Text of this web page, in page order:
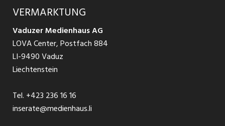
Jobs in St. Gallen
Jobs in Glarus
Jobs in der Südostschweiz
Temporär Jobs
Schnittstelle
Ratgeber Bewerbung / Rekrutierung
AGB
Datenschutzbestimmungen
Nutzungsbedingungen
Impressum
VERMARKTUNG
Vaduzer Medienhaus AG
LOVA Center, Postfach 884
LI-9490 Vaduz
Liechtenstein
Tel. +423 236 16 16
inserate@medienhaus.li